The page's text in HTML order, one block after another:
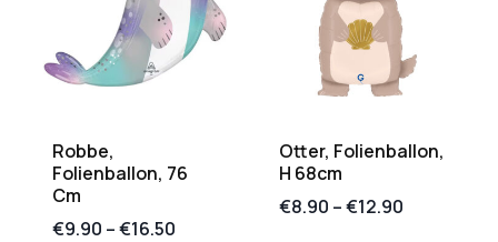
Robbe,
Folienballon, 76
Cm
€9.90 –€16.50
Otter, Folienballon,
H 68cm
€8.90 –€12.90